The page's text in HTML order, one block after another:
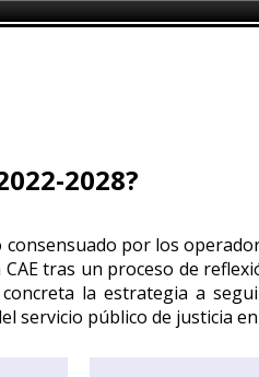
2028?
consensuado por los
tras un proceso de
la estrategia a
servicio público de justicia en